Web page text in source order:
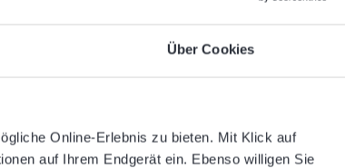
Über Cookies
Online-Erlebnis zu bieten. Mit Klick auf
auf Ihrem Endgerät ein. Ebenso willigen Sie
140 Mitarbeitenden erzielt das
Euro und zeichnet sich durch eine
Ertragskraft aus.